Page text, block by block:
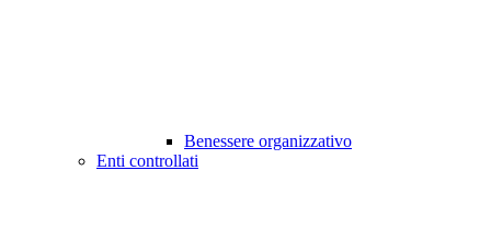
Benessere organizzativo
Enti controllati